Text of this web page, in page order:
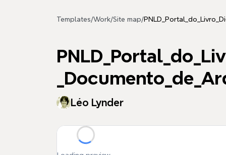
Templates/Work/Site map/
Léo Lynder